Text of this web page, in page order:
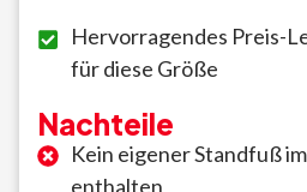
Hervorragendes Preis-
für diese Größe
Nachteile
Kein eigener Standfuß
enthalten